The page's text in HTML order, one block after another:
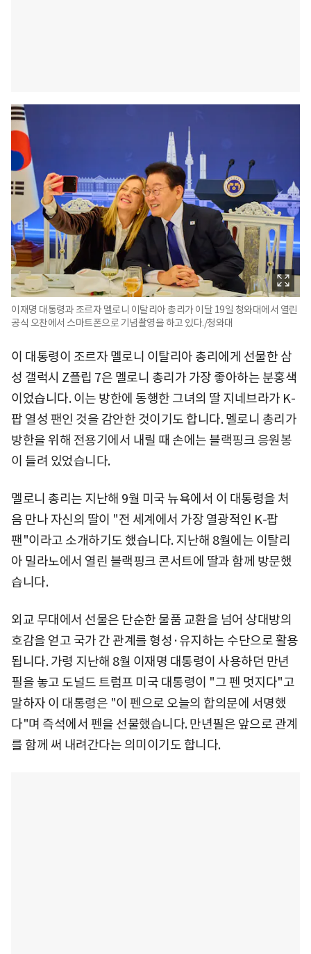
이재명 대통령과 조르자 멜로니 이탈리아 총리가 이달 19일 청와대에서 열린
공식 오찬에서 스마트폰으로 기념촬영을 하고 있다./청와대
이 대통령이 조르자 멜로니 이탈리아 총리에게 선물한 삼
성 갤럭시 Z플립 7은 멜로니 총리가 가장 좋아하는 분홍색
이었습니다. 이는 방한에 동행한 그녀의 딸 지네브라가 K-
팝 열성 팬인 것을 감안한 것이기도 합니다. 멜로니 총리가
방한을 위해 전용기에서 내릴 때 손에는 블랙핑크 응원봉
이 들려 있었습니다.
멜로니 총리는 지난해 9월 미국 뉴욕에서 이 대통령을 처
음 만나 자신의 딸이 "전 세계에서 가장 열광적인 K-팝
팬"이라고 소개하기도 했습니다. 지난해 8월에는 이탈리
아 밀라노에서 열린 블랙핑크 콘서트에 딸과 함께 방문했
습니다.
외교 무대에서 선물은 단순한 물품 교환을 넘어 상대방의
호감을 얻고 국가 간 관계를 형성·유지하는 수단으로 활용
됩니다. 가령 지난해 8월 이재명 대통령이 사용하던 만년
필을 놓고 도널드 트럼프 미국 대통령이 "그 펜 멋지다"고
말하자 이 대통령은 "이 펜으로 오늘의 합의문에 서명했
다"며 즉석에서 펜을 선물했습니다. 만년필은 앞으로 관계
를 함께 써 내려간다는 의미이기도 합니다.